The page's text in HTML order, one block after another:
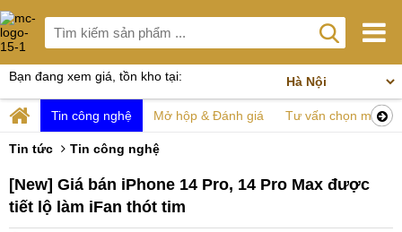
Bạn đang xem giá, tồn kho tại:
Tin công nghệ Mở hộp & Đánh giá Tư vấn chọn mua
Tin tức Tin công nghệ
[New] Giá bán iPhone 14 Pro, 14 Pro Max được
tiết lộ làm iFan thót tim